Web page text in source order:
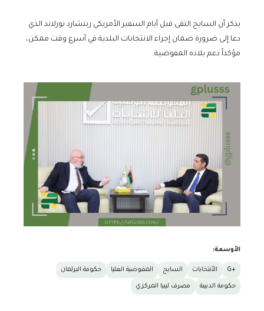
يذكر أن السايح التقى قبل أيام السفير الأمريكي ريتشارد نورلاند الذي
دعا إلى ضرورة ضمان إجراء الانتخابات البلدية في أسرع وقت ممكن،
مؤكداً دعم بلاده المفوضية.
الأوسمة:
+G الأنتخابات السايح المفوضية العليا حكومة البرلمان
حكومة الدبيبة مصرف ليبيا المركزي